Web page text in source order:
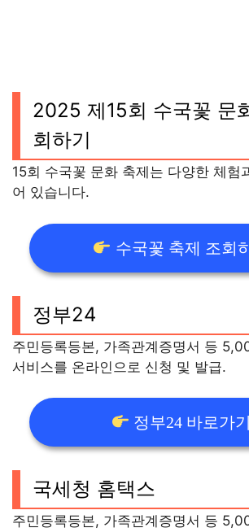
2025 제15회 수국꽃 문
회하기
15회 수국꽃 문화 축제는 다양한 체험
어 있습니다.
수국꽃 축제 조회
정부24
주민등록등본, 가족관계증명서 등
서비스를 온라인으로 신청 및 발급.
정부24 바로가기
국세청 홈택스
주민등록등본, 가족관계증명서 등